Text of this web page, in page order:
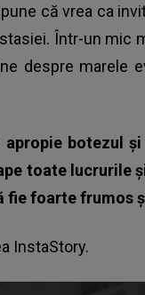
că vrea ca
Într-un mic
despre marele
botezul
toate lucrurile
fie foarte frumos
InstaStory.